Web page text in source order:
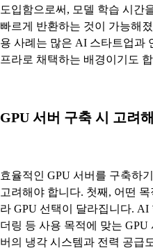
도입함으로써, 모델 학습 시간
빠르게 반환하는 것이 가능해
용 사례는 많은 AI 스타트업과
프라로 채택하는 배경이기도
GPU 서버 구축 시 고려
효율적인 GPU 서버를 구축하
고려해야 합니다. 첫째, 어떤
라 GPU 선택이 달라집니다.
더링 등 사용 목적에 맞는
버의 냉각 시스템과 전력 공급